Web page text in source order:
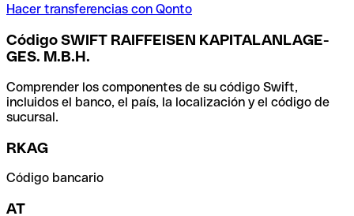
Hacer transferencias con Qonto
Código SWIFT RAIFFEISEN KAPITALANLAGE-
GES. M.B.H.
Comprender los componentes de su código Swift,
incluidos el banco, el país, la localización y el código de
sucursal.
RKAG
Código bancario
AT